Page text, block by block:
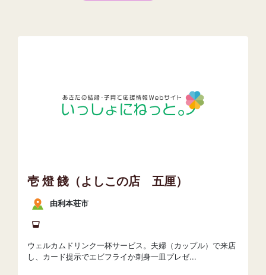
壱 燈 餞（よしこの店 五厘）
由利本荘市
ウェルカムドリンク一杯サービス。夫婦（カップル）で来店
し、カード提示でエビフライか刺身一皿プレゼ...